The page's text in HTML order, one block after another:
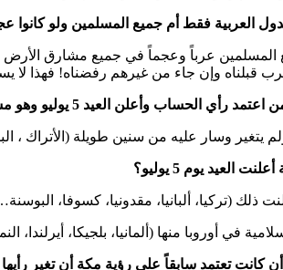
المسلمين عرباً وعجماً في جميع مشارق
قبلناه وإن جاء من غيرهم رفضناه! فهذا لا
عليه من سنين طويلة (الأتراك ، البسوسنيين،
ذلك (تركيا، ألبانيا، مقدونيا، كسوفا،
في أوروبا منها (ألمانيا، بلجيكا، أيرلندا، النمسا،